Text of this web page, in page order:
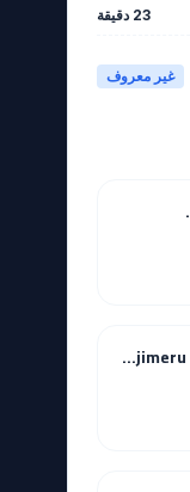
23 دقيقة
غير معروف
Re:Zero kara Hajimeru Isekai Seikatsu 2nd Season